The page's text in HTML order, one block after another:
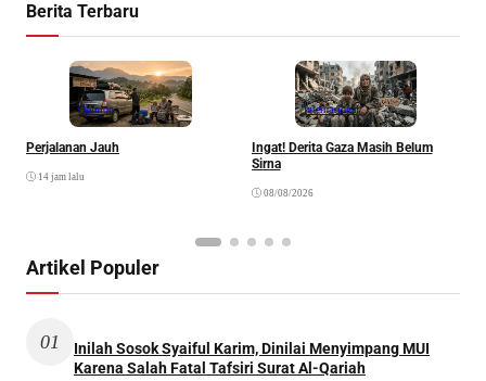
Berita Terbaru
Opinion
Perjalanan Jauh
14 jam lalu
Internasional
Ingat! Derita Gaza Masih Belum
Sirna
08/08/2026
Artikel Populer
01
Inilah Sosok Syaiful Karim, Dinilai Menyimpang MUI
Karena Salah Fatal Tafsiri Surat Al-Qariah